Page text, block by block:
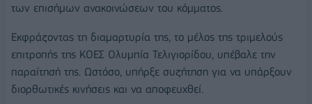
των επισήμων ανακοινώσεων του κόμματος.
Εκφράζοντας τη διαμαρτυρία της, το μέλος της τριμελούς
επιτροπής της ΚΟΕΣ Ολυμπία Τελιγιορίδου, υπέβαλε την
παραίτησή της. Ωστόσο, υπήρξε συζήτηση για να υπάρξουν
διορθωτικές κινήσεις και να αποφευχθεί.